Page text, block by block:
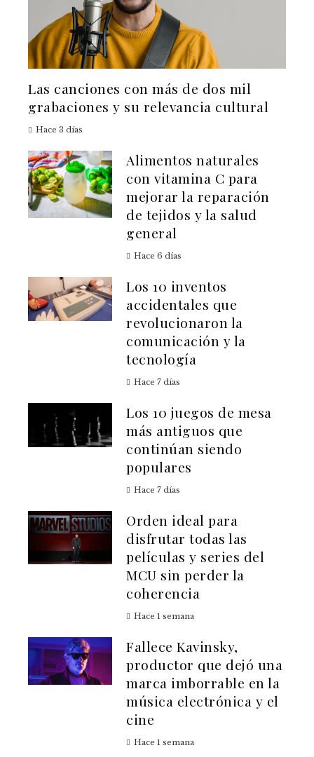
Las canciones con más de dos mil
grabaciones y su relevancia cultural
Hace 3 días
Alimentos naturales
con vitamina C para
mejorar la reparación
de tejidos y la salud
general
Hace 6 días
Los 10 inventos
accidentales que
revolucionaron la
comunicación y la
tecnología
Hace 7 días
Los 10 juegos de mesa
más antiguos que
continúan siendo
populares
Hace 7 días
Orden ideal para
disfrutar todas las
películas y series del
MCU sin perder la
coherencia
Hace 1 semana
Fallece Kavinsky,
productor que dejó una
marca imborrable en la
música electrónica y el
cine
Hace 1 semana